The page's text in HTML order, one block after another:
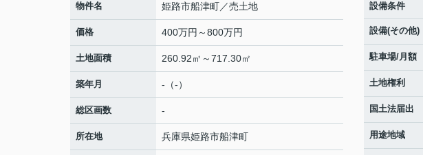
物件名 姫路市船津町／売土地
価格 400万円～800万円
土地面積 260.92㎡～717.30㎡
築年月 -（-）
総区画数 -
所在地 兵庫県姫路市船津町
設備条件
設備(その他)
駐車場/月額
土地権利
国土法届出
用途地域